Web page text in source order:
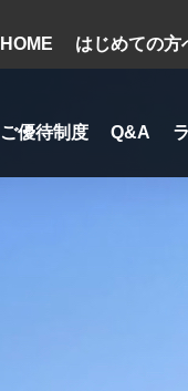
HOME はじめての方
ご優待制度 Q&A